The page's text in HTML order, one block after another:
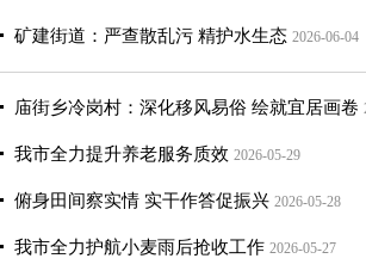
矿建街道：严查散乱污 精护水生态 2026-06-04
庙街乡冷岗村：深化移风易俗 绘就宜居画卷
我市全力提升养老服务质效 2026-05-29
俯身田间察实情 实干作答促振兴 2026-05-28
我市全力护航小麦雨后抢收工作 2026-05-27